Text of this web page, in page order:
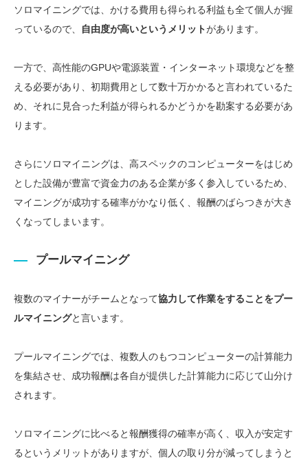
ソロマイニングでは、かける費用も得られる利益も全て個人が握
っているので、
自由度が高いというメリットがあります。
一方で、高性能のGPUや電源装置・インターネット環境などを整
える必要があり、 初期費用として数十万かかる と言われているた
め、それに見合った利益が得られるかどうかを勘案する必要があ
ります。
さらにソロマイニングは、高スペックのコンピューターをはじめ
とした設備が豊富で資金力のある企業が多く参入しているため、
マイニングが成功する確率がかなり低く、報酬のばらつきが大き
くなってしまいます。
プールマイニング
複数のマイナーがチームとなって協力して作業をすることをプー
ルマイニングと言います。
プールマイニングでは、複数人のもつコンピューターの計算能力
を集結させ、 成功報酬は各自が提供した計算能力に応じて山分け
されます。
ソロマイニングに比べると報酬獲得の確率が高く、 収入が安定す
る というメリットがありますが、個人の取り分が減ってしまうと